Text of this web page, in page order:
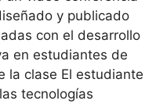
y publicado
con el desarrollo
en estudiantes de
la clase El estudiante
tecnologías